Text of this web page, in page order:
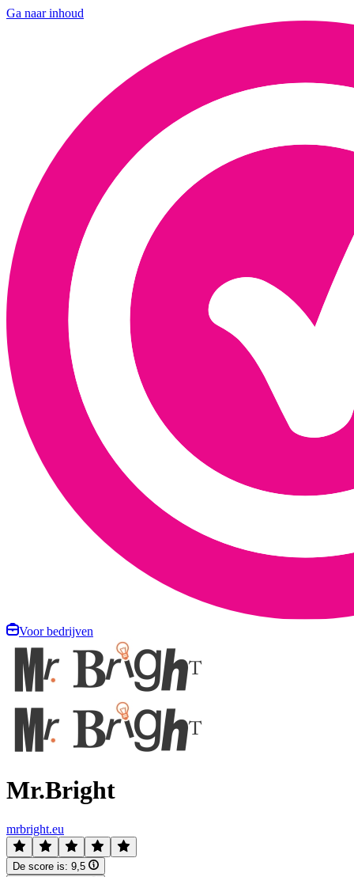
Ga naar inhoud
Voor bedrijven
Mr.Bright
mrbright.eu
De score is: 9,5